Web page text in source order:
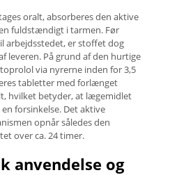
oralt, absorberes den aktive
fuldstændigt i tarmen. Før
arbejdsstedet, er stoffet dog
leveren. På grund af den hurtige
via nyrerne inden for 3,5
tabletter med forlænget
hvilket betyder, at lægemidlet
forsinkelse. Det aktive
opnår således den
over ca. 24 timer.
anvendelse og